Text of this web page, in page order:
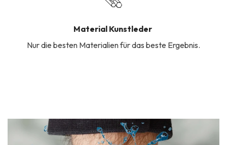
Material Kunstleder
Nur die besten Materialien für das beste Ergebnis.